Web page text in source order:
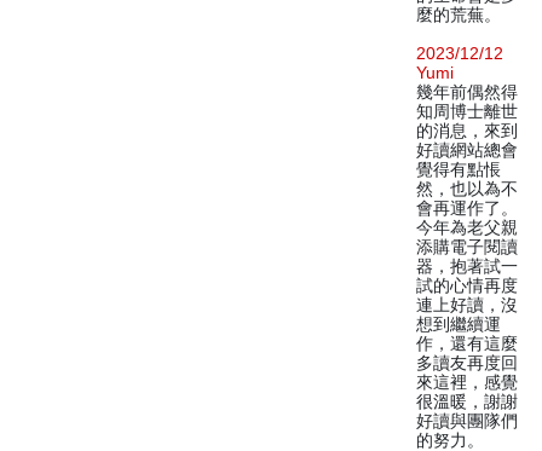
麼的荒蕪。
2023/12/12
Yumi
幾年前偶然得
知周博士離世
的消息，來到
好讀網站總會
覺得有點悵
然，也以為不
會再運作了。
今年為老父親
添購電子閱讀
器，抱著試一
試的心情再度
連上好讀，沒
想到繼續運
作，還有這麼
多讀友再度回
來這裡，感覺
很溫暖，謝謝
好讀與團隊們
的努力。